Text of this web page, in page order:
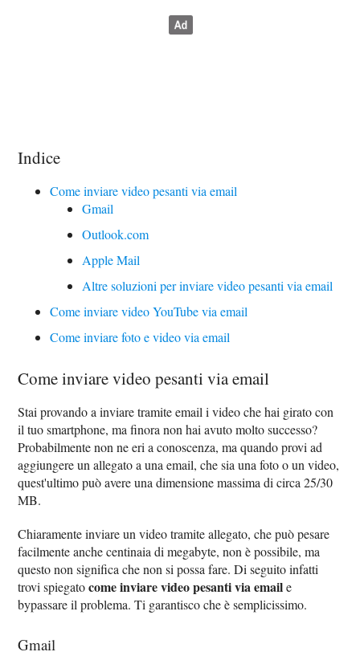
Indice
Come inviare video pesanti via email
Gmail
Outlook.com
Apple Mail
Altre soluzioni per inviare video pesanti via email
Come inviare video YouTube via email
Come inviare foto e video via email
Come inviare video pesanti via email
Stai provando a inviare tramite email i video che hai girato con
il tuo smartphone, ma finora non hai avuto molto successo?
Probabilmente non ne eri a conoscenza, ma quando provi ad
aggiungere un allegato a una email, che sia una foto o un video,
quest'ultimo può avere una dimensione massima di circa 25/30
MB.
Chiaramente inviare un video tramite allegato, che può pesare
facilmente anche centinaia di megabyte, non è possibile, ma
questo non significa che non si possa fare. Di seguito infatti
trovi spiegatocome inviare video pesanti via emaile
bypassare il problema. Ti garantisco che è semplicissimo.
Gmail